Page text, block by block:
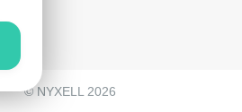
© NYXELL 2026